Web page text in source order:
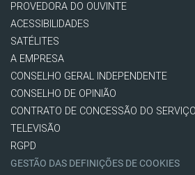
PROVEDORA DO OUVINTE
ACESSIBILIDADES
SATÉLITES
A EMPRESA
CONSELHO GERAL INDEPENDENTE
CONSELHO DE OPINIÃO
CONTRATO DE CONCESSÃO DO
TELEVISÃO
RGPD
GESTÃO DAS DEFINIÇÕES DE COOKIES